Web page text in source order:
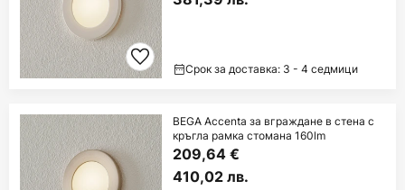
Срок за доставка: 3 - 4 седмици
BEGA Accenta за вграждане в стена с
кръгла рамка стомана 160lm
209,64 €
410,02 лв.